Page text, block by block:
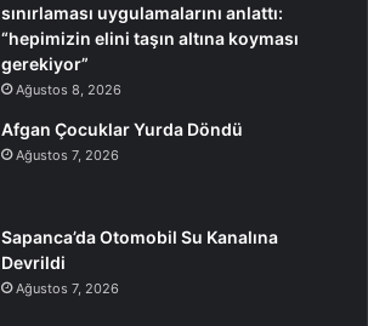
sınırlaması uygulamalarını anlattı:
“hepimizin elini taşın altına koyması
gerekiyor”
Ağustos 8, 2026
Afgan Çocuklar Yurda Döndü
Ağustos 7, 2026
Sapanca’da Otomobil Su Kanalına
Devrildi
Ağustos 7, 2026